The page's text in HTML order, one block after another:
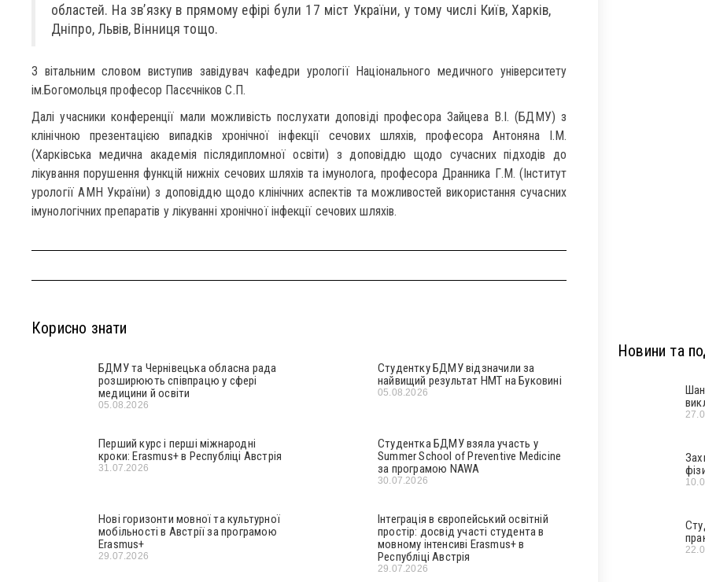
областей. На зв’язку в прямому ефірі були 17 міст України, у тому числі Київ, Харків,
Дніпро, Львів, Вінниця тощо.
З вітальним словом виступив завідувач кафедри урології Національного медичного університету
ім.Богомольця професор Пасєчніков С.П.
Далі учасники конференції мали можливість послухати доповіді професора Зайцева В.І. (БДМУ) з
клінічною презентацією випадків хронічної інфекції сечових шляхів, професора Антоняна І.М.
(Харківська медична академія післядипломної освіти) з доповіддю щодо сучасних підходів до
лікування порушення функцій нижніх сечових шляхів та імунолога, професора Дранника Г.М. (Інститут
урології АМН України) з доповіддю щодо клінічних аспектів та можливостей використання сучасних
імунологічних препаратів у лікуванні хронічної інфекції сечових шляхів.
Корисно знати
БДМУ та Чернівецька обласна рада
розширюють співпрацю у сфері
медицини й освіти
05.08.2026
Студентку БДМУ відзначили за
найвищий результат НМТ на Буковині
05.08.2026
Перший курс і перші міжнародні
кроки: Erasmus+ в Республіці Австрія
31.07.2026
Студентка БДМУ взяла участь у
Summer School of Preventive Medicine
за програмою NAWA
30.07.2026
Нові горизонти мовної та культурної
мобільності в Австрії за програмою
Erasmus+
29.07.2026
Інтеграція в європейський освітній
простір: досвід участі студента в
мовному інтенсиві Erasmus+ в
Республіці Австрія
29.07.2026
Новини та